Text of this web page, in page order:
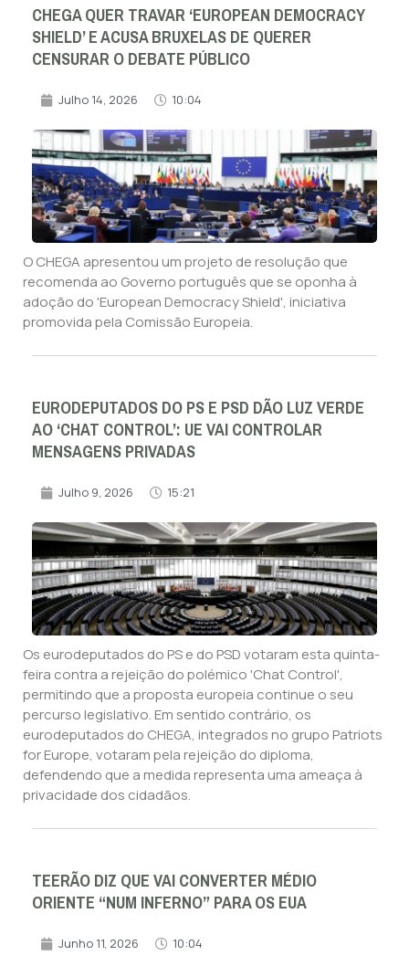
CHEGA QUER TRAVAR ‘EUROPEAN DEMOCRACY
SHIELD’ E ACUSA BRUXELAS DE QUERER
CENSURAR O DEBATE PÚBLICO
Julho 14, 2026 10:04
O CHEGA apresentou um projeto de resolução que
recomenda ao Governo português que se oponha à
adoção do 'European Democracy Shield', iniciativa
promovida pela Comissão Europeia.
EURODEPUTADOS DO PS E PSD DÃO LUZ VERDE
AO ‘CHAT CONTROL’: UE VAI CONTROLAR
MENSAGENS PRIVADAS
Julho 9, 2026 15:21
Os eurodeputados do PS e do PSD votaram esta quinta-
feira contra a rejeição do polémico 'Chat Control',
permitindo que a proposta europeia continue o seu
percurso legislativo. Em sentido contrário, os
eurodeputados do CHEGA, integrados no grupo Patriots
for Europe, votaram pela rejeição do diploma,
defendendo que a medida representa uma ameaça à
privacidade dos cidadãos.
TEERÃO DIZ QUE VAI CONVERTER MÉDIO
ORIENTE “NUM INFERNO” PARA OS EUA
Junho 11, 2026 10:04